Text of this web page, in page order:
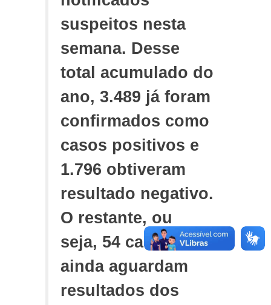
suspeitos nesta
semana. Desse
total acumulado do
ano, 3.489 já foram
confirmados como
casos positivos e
1.796 obtiveram
resultado negativo.
O restante, ou
seja, 54 casos
ainda aguardam
resultados dos